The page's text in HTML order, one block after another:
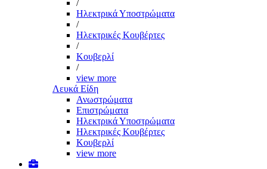
/
Ηλεκτρικά Υποστρώματα
/
Ηλεκτρικές Κουβέρτες
/
Κουβερλί
/
view more
Λευκά Είδη
Ανωστρώματα
Επιστρώματα
Ηλεκτρικά Υποστρώματα
Ηλεκτρικές Κουβέρτες
Κουβερλί
view more